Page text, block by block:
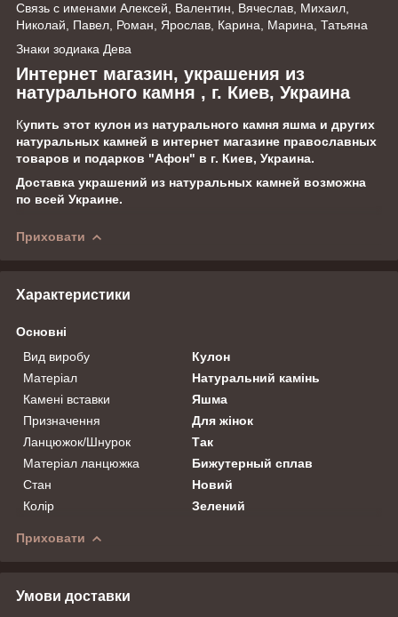
Связь с именами Алексей, Валентин, Вячеслав, Михаил,
Николай, Павел, Роман, Ярослав, Карина, Марина, Татьяна
Знаки зодиака Дева
Интернет магазин, украшения из
натурального камня , г. Киев, Украина
Купить этот кулон из натурального камня яшма и других
натуральных камней в интернет магазине православных
товаров и подарков "Афон" в г. Киев, Украина.
Доставка украшений из натуральных камней возможна
по всей Украине.
Приховати
Характеристики
Основні
Вид виробу
Кулон
Матеріал
Натуральний камінь
Камені вставки
Яшма
Призначення
Для жінок
Ланцюжок/Шнурок
Так
Матеріал ланцюжка
Бижутерный сплав
Стан
Новий
Колір
Зелений
Приховати
Умови доставки